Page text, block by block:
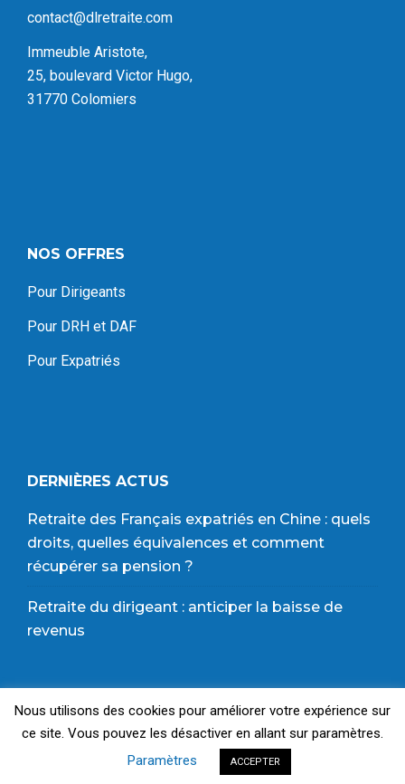
contact@dlretraite.com
Immeuble Aristote,
25, boulevard Victor Hugo,
31770 Colomiers
NOS OFFRES
Pour Dirigeants
Pour DRH et DAF
Pour Expatriés
DERNIÈRES ACTUS
Retraite des Français expatriés en Chine : quels
droits, quelles équivalences et comment
récupérer sa pension ?
Retraite du dirigeant : anticiper la baisse de
revenus
© 2024 Copyright |Plan du site |Mentions Légales|
Politique de Confidentialité & CGU
Nous utilisons des cookies pour améliorer votre expérience sur
ce site. Vous pouvez les désactiver en allant sur paramètres.
Paramètres
ACCEPTER